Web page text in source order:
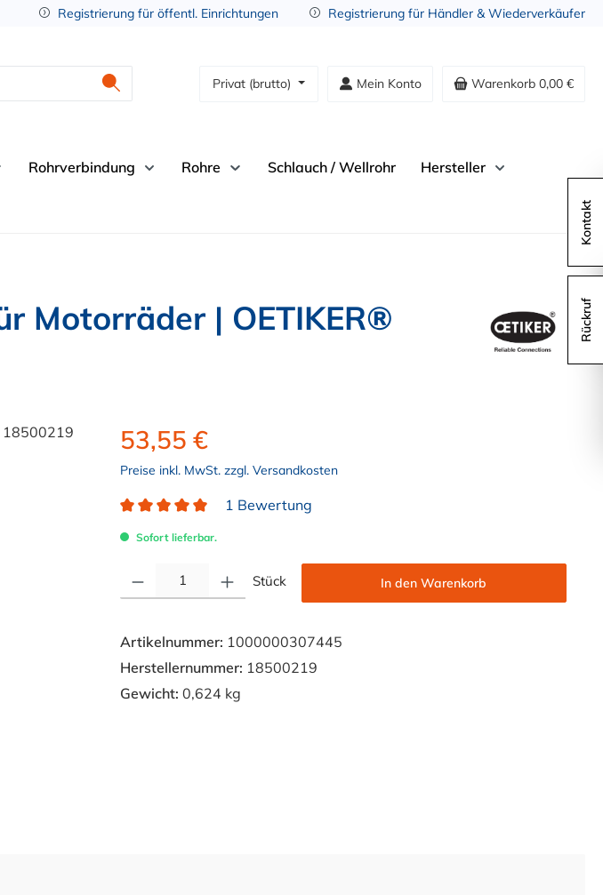
Registrierung für öffentl. Einrichtungen Registrierung für Händler & Wiederverkäufer
Privat (brutto) Mein Konto Warenkorb 0,00 €
Rohrverbindung Rohre Schlauch / Wellrohr Hersteller
Motorräder | OETIKER®
53,55 €
Preise inkl. MwSt. zzgl. Versandkosten
1 Bewertung
Sofort lieferbar.
Stück In den Warenkorb
Artikelnummer: 1000000307445
Herstellernummer: 18500219
Gewicht: 0,624 kg
Kontakt
Rückruf